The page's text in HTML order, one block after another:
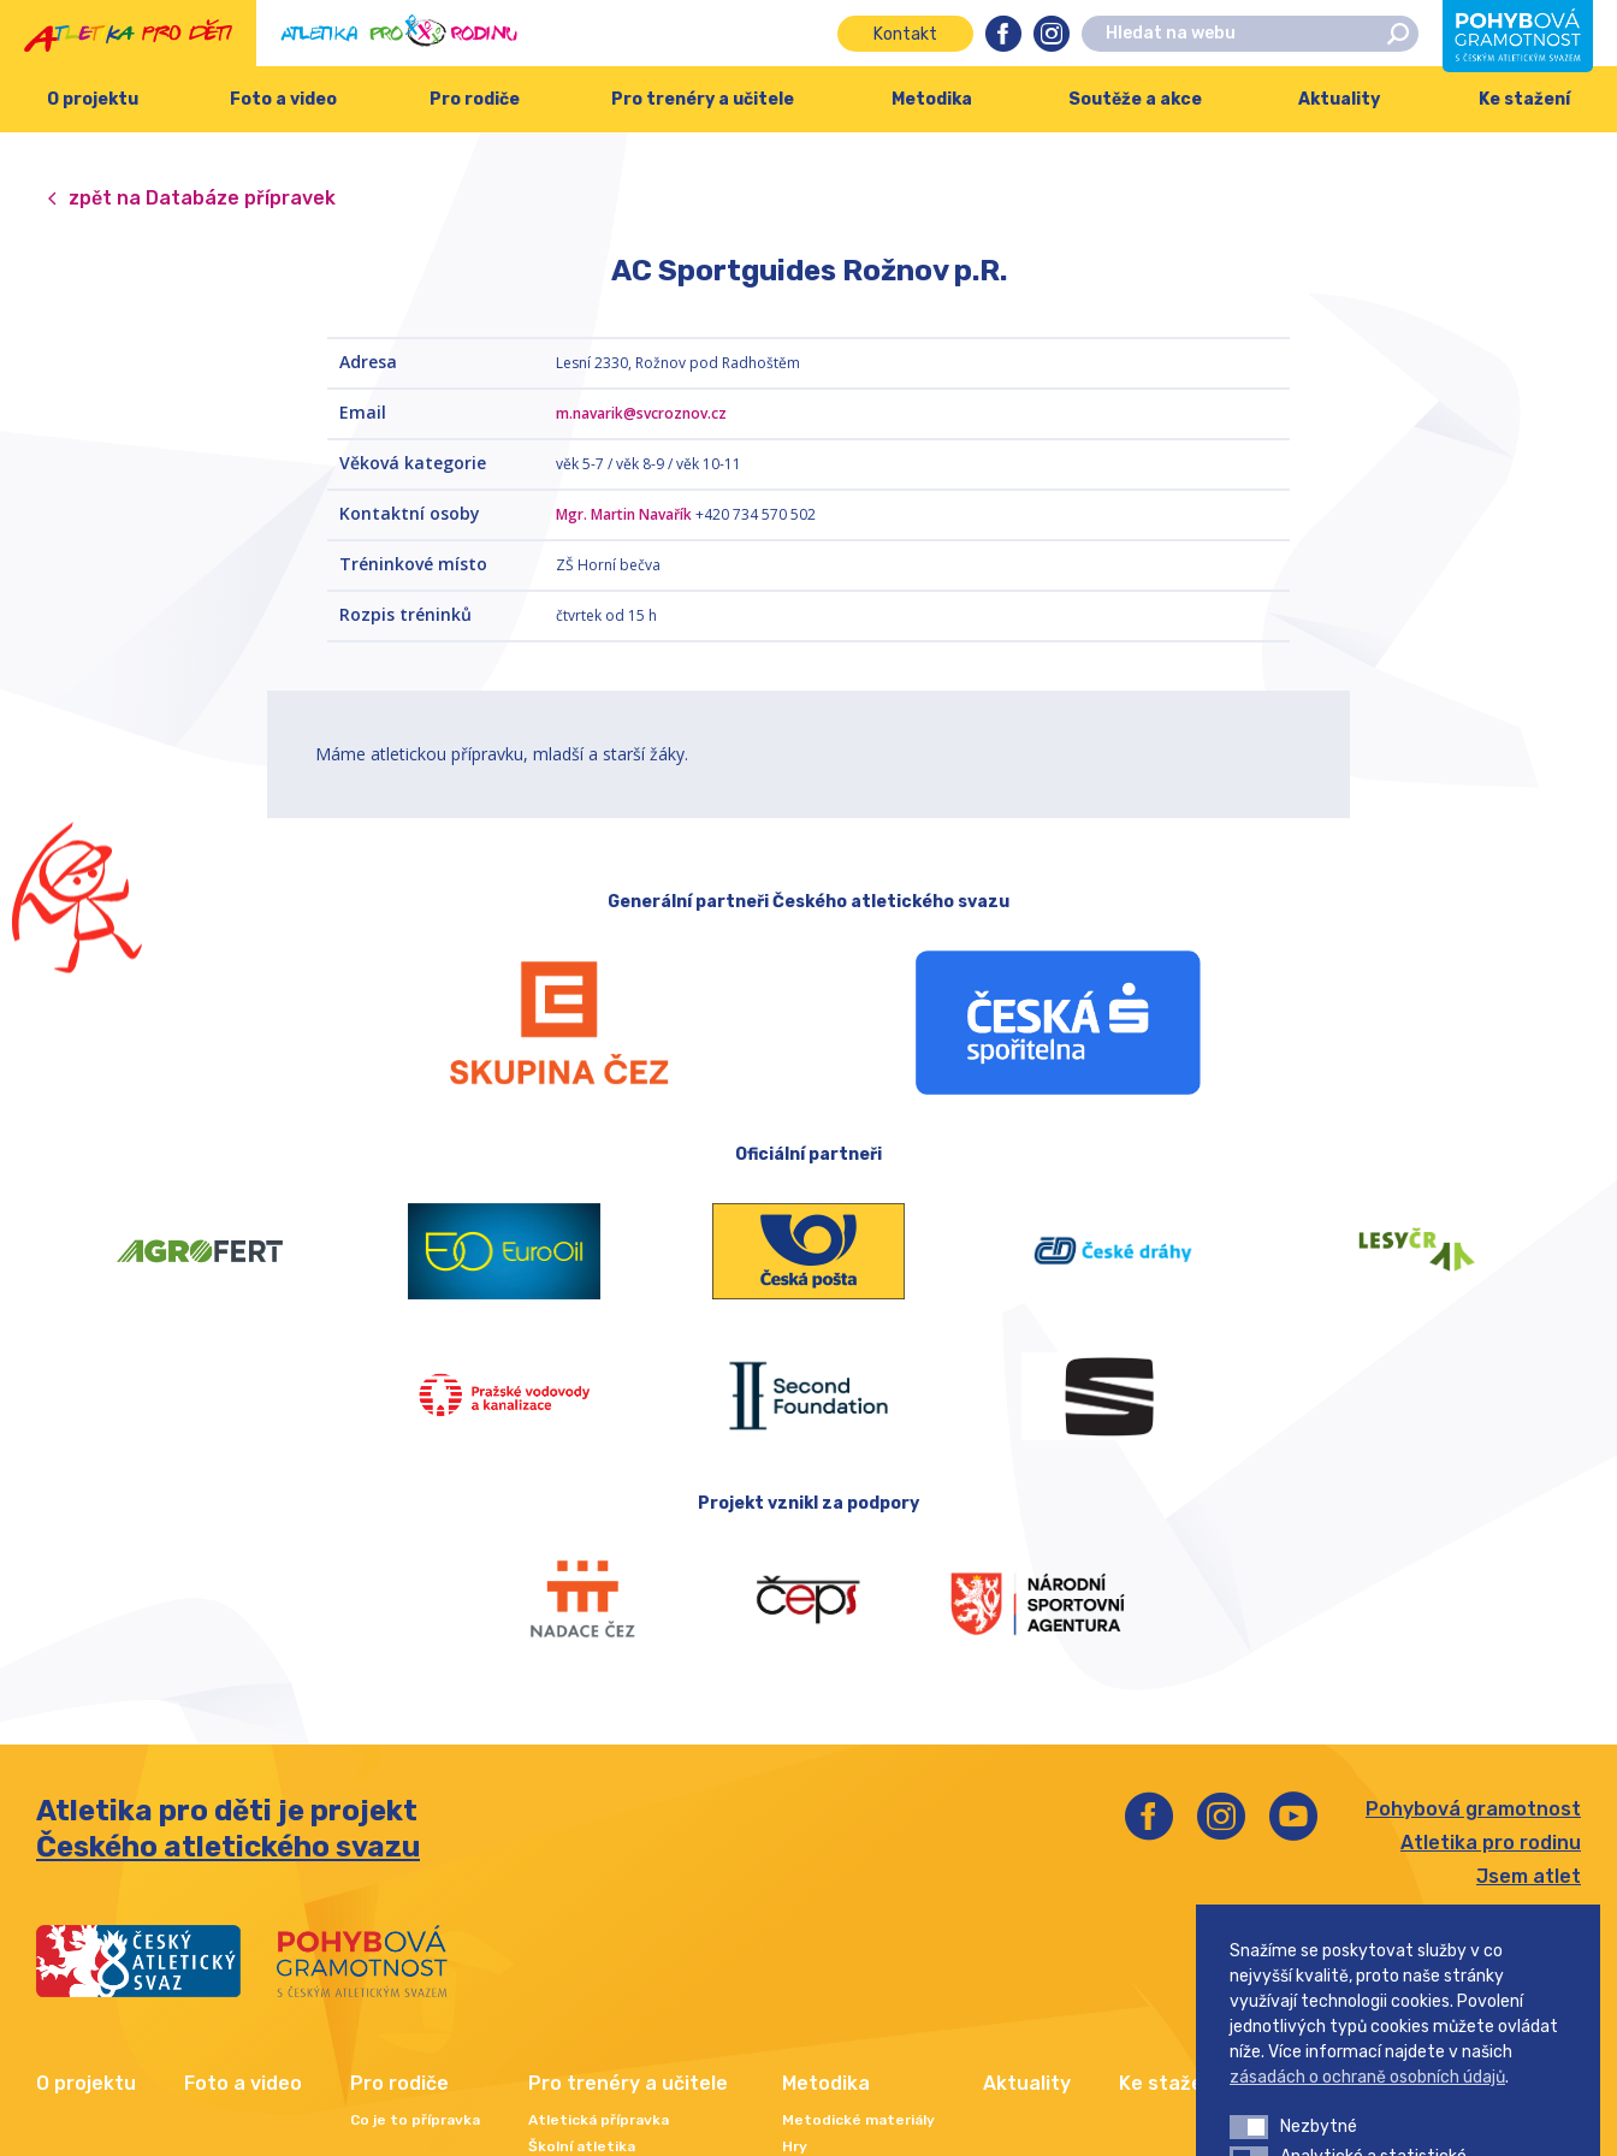
Kontakt
O projektu Foto a video Pro rodiče Pro trenéry a učitele Metodika Soutěže a akce Aktuality Ke stažení
zpět na Databáze přípravek
AC Sportguides Rožnov p.R.
Adresa Lesní 2330, Rožnov pod Radhoštěm
Email m.navarik@svcroznov.cz
Věková kategorie věk 5-7 / věk 8-9 / věk 10-11
Kontaktní osoby Mgr. Martin Navařík+420 734 570 502
Tréninkové místo ZŠ Horní bečva
Rozpis tréninků čtvrtek od 15 h
Máme atletickou přípravku, mladší a starší žáky.
Generální partneři Českého atletického svazu
Oficiální partneři
Projekt vznikl za podpory
Atletika pro děti je projekt
Českého atletického svazu
Pohybová gramotnost
Atletika pro rodinu
Jsem atlet
Pohár rozhlasu
Středoškolský pohár
O projektu Foto a video Pro rodiče
Co je to přípravka
Pro trenéry a učitele
Atletická přípravka
Školní atletika
Metodika
Metodické materiály
Hry
Aktuality Ke stažení Kontakt
Snažíme se poskytovat služby v co
nejvyšší kvalitě, proto naše stránky
využívají technologii cookies. Povolení
jednotlivých typů cookies můžete ovládat
níže. Více informací najdete v našich
zásadách o ochraně osobních údajů.
NezbytnéNezbytné